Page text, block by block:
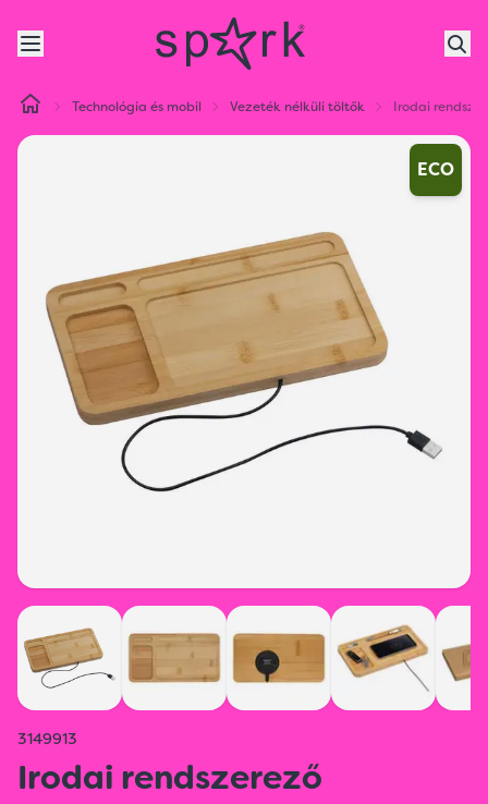
Technológia és mobil Vezeték nélküli töltők Irodai
ECO
3149913
Irodai rendszerező